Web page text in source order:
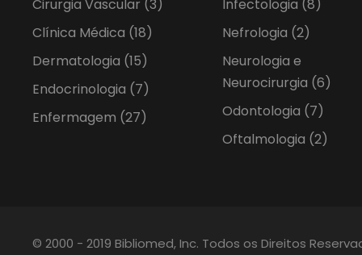
Cirurgia Vascular (3)
Clínica Médica (18)
Dermatologia (15)
Endocrinologia (7)
Enfermagem (27)
Infectologia (8)
Nefrologia (2)
Neurologia e
Neurocirurgia (6)
Odontologia (7)
Oftalmologia (2)
© 2000 - 2019 Bibliomed, Inc. Todos os Direitos